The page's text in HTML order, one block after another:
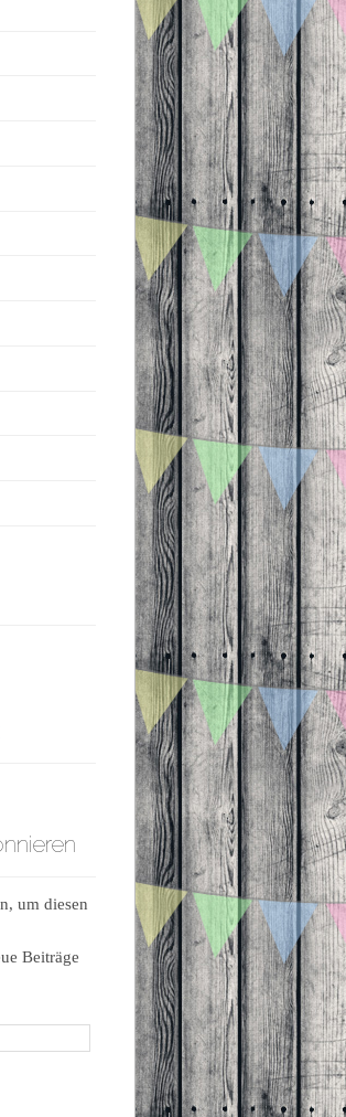
um diesen
Beiträge